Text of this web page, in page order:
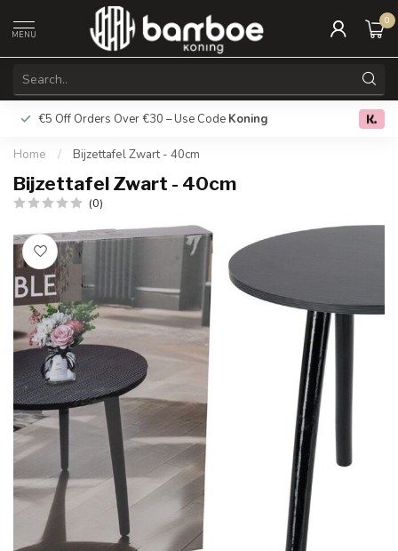
MENU
0
€5 Off Orders Over €30 – Use Code Koning Free
Home / Bijzettafel Zwart - 40cm
Bijzettafel Zwart - 40cm
(0)